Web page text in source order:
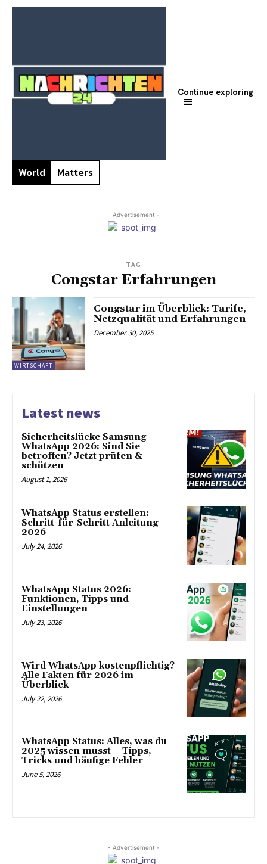
World Matters
Continue exploring
- Advertisement -
TAG
Congstar Erfahrungen
WIRTSCHAFT
Congstar im Überblick: Tarife,
Netzqualität und Erfahrungen
December 30, 2025
Latest news
Sicherheitslücke Samsung
WhatsApp 2026: Sind Sie
betroffen? Jetzt prüfen &
schützen
August 1, 2026
WhatsApp Status erstellen:
Schritt-für-Schritt Anleitung
2026
July 24, 2026
WhatsApp Status 2026:
Funktionen, Tipps und
Einstellungen
July 23, 2026
Wird WhatsApp kostenpflichtig?
Alle Fakten für 2026 im
Überblick
July 22, 2026
WhatsApp Status: Alles, was du
2025 wissen musst – Tipps,
Tricks und häufige Fehler
June 5, 2026
- Advertisement -